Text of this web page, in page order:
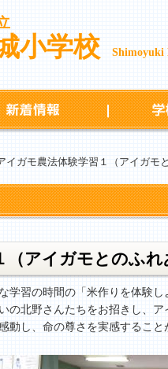
小学校 Shimoyuki
新着情報
イガモ農法体験学習１（アイガモ
アイガモとのふれ
学習の時間の「米作りを体験
の北野さんたちをお招きし、
動し、命の尊さを実感すること